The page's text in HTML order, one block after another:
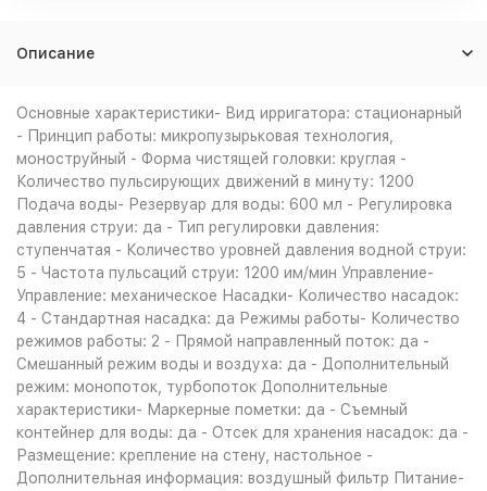
Описание
Основные характеристики- Вид ирригатора: стационарный
- Принцип работы: микропузырьковая технология,
моноструйный - Форма чистящей головки: круглая -
Количество пульсирующих движений в минуту: 1200
Подача воды- Резервуар для воды: 600 мл - Регулировка
давления струи: да - Тип регулировки давления:
ступенчатая - Количество уровней давления водной струи:
5 - Частота пульсаций струи: 1200 им/мин Управление-
Управление: механическое Насадки- Количество насадок:
4 - Стандартная насадка: да Режимы работы- Количество
режимов работы: 2 - Прямой направленный поток: да -
Смешанный режим воды и воздуха: да - Дополнительный
режим: монопоток, турбопоток Дополнительные
характеристики- Маркерные пометки: да - Съемный
контейнер для воды: да - Отсек для хранения насадок: да -
Размещение: крепление на стену, настольное -
Дополнительная информация: воздушный фильтр Питание-